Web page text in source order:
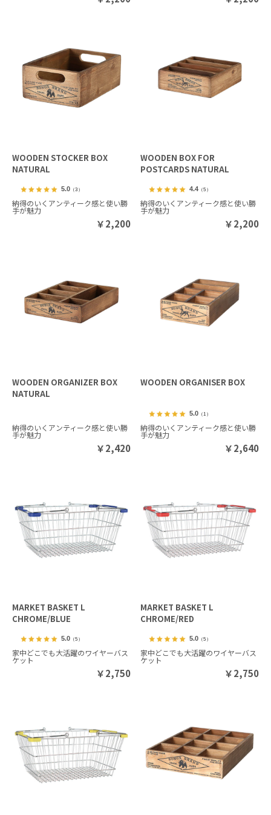
WOODEN STOCKER BOX
NATURAL
5.0（3）
納得のいくアンティーク感と使い勝
手が魅力
￥2,200
WOODEN BOX FOR
POSTCARDS NATURAL
4.4 （5）
納得のいくアンティーク感と使い勝
手が魅力
￥2,200
WOODEN ORGANIZER BOX
NATURAL
納得のいくアンティーク感と使い勝
手が魅力
￥2,420
WOODEN ORGANISER BOX
5.0 （1）
納得のいくアンティーク感と使い勝
手が魅力
￥2,640
MARKET BASKET L
CHROME/BLUE
5.0（5）
家中どこでも大活躍のワイヤーバス
ケット
￥2,750
MARKET BASKET L
CHROME/RED
5.0 （5）
家中どこでも大活躍のワイヤーバス
ケット
￥2,750